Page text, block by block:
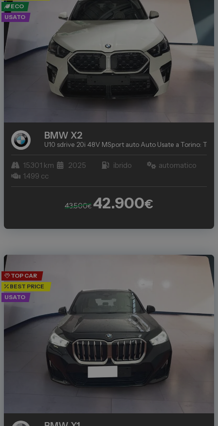
ECO
USATO
BMW X2
U10 sdrive 20i 48V MSport auto Auto Usate a Torino:
15.301 km 2025 ibrido
automatico
1.499 cc
43.500€ 42.900€
TOP CAR
BEST PRICE
USATO